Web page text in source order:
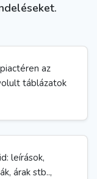
az
táblázatok
leírások,
árak stb..,